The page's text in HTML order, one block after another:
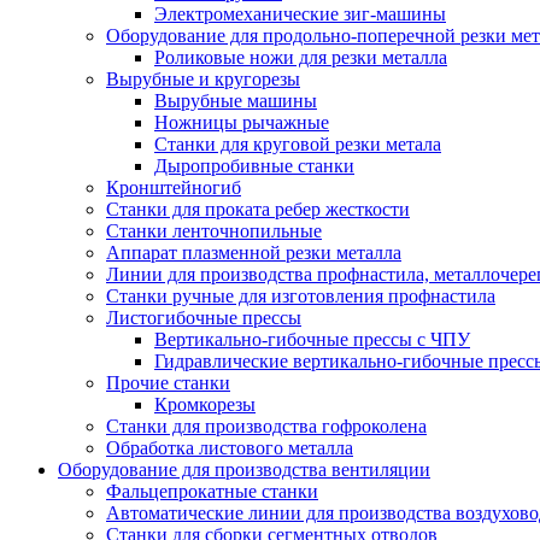
Электромеханические зиг-машины
Оборудование для продольно-поперечной резки
Роликовые ножи для резки металла
Вырубные и кругорезы
Вырубные машины
Ножницы рычажные
Станки для круговой резки метала
Дыропробивные станки
Кронштейногиб
Станки для проката ребер жесткости
Станки ленточнопильные
Аппарат плазменной резки металла
Линии для производства профнастила,
Станки ручные для изготовления профнастила
Листогибочные прессы
Вертикально-гибочные прессы с ЧПУ
Гидравлические вертикально-гибочные
Прочие станки
Кромкорезы
Станки для производства гофроколена
Обработка листового металла
Оборудование для производства вентиляции
Фальцепрокатные станки
Автоматические линии для производства
Станки для сборки сегментных отводов